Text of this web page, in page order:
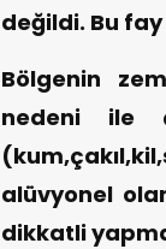
değildi. Bu
Bölgenin
nedeni ile
alüvyonel
dikkatli